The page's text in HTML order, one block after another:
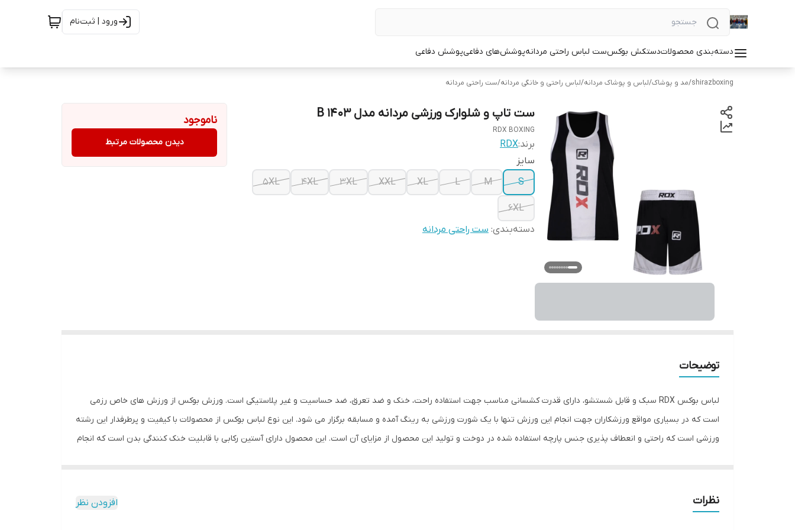
ورود | ثبت‌نام
دسته‌بندی محصولاتدستکش بوکسست لباس راحتی مردانهپوشش‌های دفاعیپوشش دفاعی
shirazboxing
/مد و پوشاک/لباس و پوشاک مردانه/لباس راحتی و خانگی مردانه/ست راحتی مردانه
ست تاپ و شلوارک ورزشی مردانه مدل B 1403
RDX BOXING
برند:RDX
سایز
S
M
L
XL
XXL
3XL
4XL
5XL
6XL
دسته‌بندی: ست راحتی مردانه
ناموجود
دیدن محصولات مرتبط
توضیحات
لباس بوکس RDX سبک و قابل شستشو، دارای قدرت کشسانی مناسب جهت استفاده راحت، خنک و ضد تعرق، ضد حساسیت و غیر پلاستیکی است. ورزش بوکس از ورزش های خاص رزمی
است که در بسیاری مواقع ورزشکاران جهت انجام این ورزش تنها با یک شورت ورزشی به رینگ آمده و مسابقه برگزار می شود. این نوع لباس بوکس از محصولات با کیفیت و پرطرفدار این رشته
ورزشی است که راحتی و انعطاف پذیری جنس پارچه استفاده شده در دوخت و تولید این محصول از مزایای آن است. این محصول دارای آستین رکابی با قابلیت خنک کنندگی بدن است که انجام
نظرات افزودن نظر